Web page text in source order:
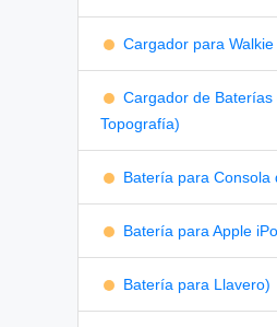
Cargador para Walkie
Cargador de Baterías
Topografía)
Batería para Consola
Batería para Apple
Batería para Llavero)